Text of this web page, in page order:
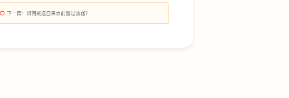
下一篇：如何挑选自来水前置过滤器？